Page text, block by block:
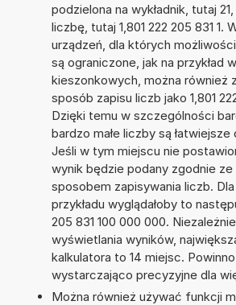
podzielona na wykładnik, tutaj
liczbę, tutaj 1,801 222 205 831 1.
urządzeń, dla których
są ograniczone, jak na przykład
kieszonkowych, można również
sposób zapisu liczb jako 1,801
Dzięki temu w szczególności
bardzo małe liczby są
Jeśli w tym miejscu nie
wynik będzie podany zgodnie
sposobem zapisywania liczb.
przykładu wyglądałoby to
205 831 100 000 000.
wyświetlania wyników,
kalkulatora to 14 miejsc.
wystarczająco precyzyjne dla
Można również używać funkcji